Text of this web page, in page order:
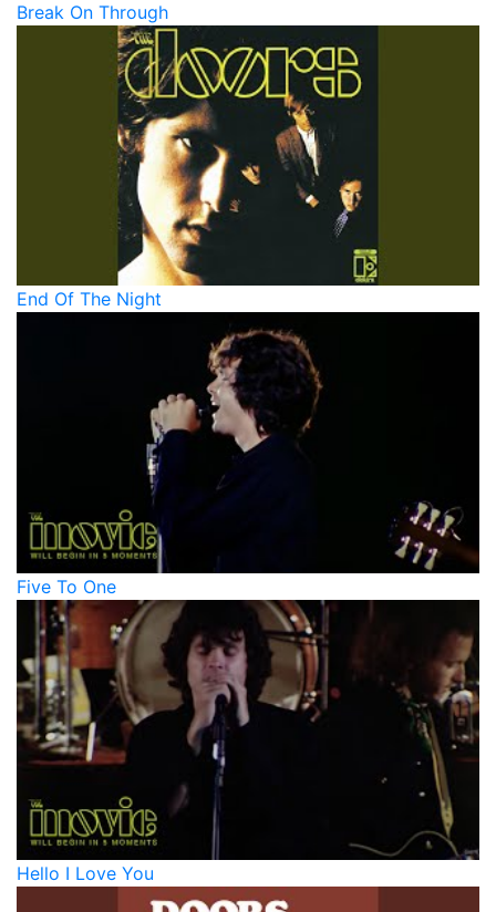
Break On Through
End Of The Night
Five To One
Hello I Love You